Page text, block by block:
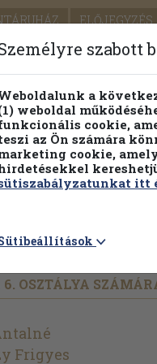
ELŐJEGYZÉS
PILLANATNYI
OSZTÁLYA
Frigyes
szabott
a
weboldal
cookie,
az Ön számára
cookie,
itt